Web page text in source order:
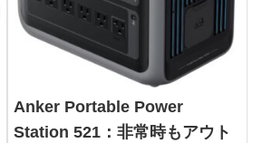
Anker Portable Power
Station 521：非常時もアウト